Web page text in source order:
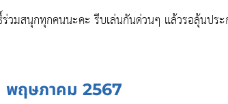
วมสนุกทุกคนนะคะ รีบเล่นกันด่วนๆ แล้วรอลุ้นปร
พฤษภาคม 2567